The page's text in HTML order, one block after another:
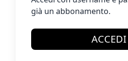
già un abbonamento.
ACCEDI